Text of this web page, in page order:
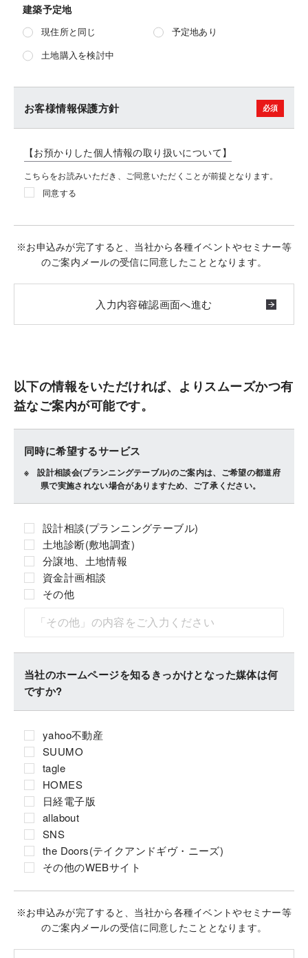
建築予定地
現住所と同じ 予定地あり
土地購入を検討中
お客様情報保護方針
【お預かりした個人情報の取り扱いについて】
こちらをお読みいただき、ご同意いただくことが前提となります。
同意する
※お申込みが完了すると、当社から各種イベントやセミナー等
のご案内メールの受信に同意したこととなります。
以下の情報をいただければ、よりスムーズかつ有
益なご案内が可能です。
同時に希望するサービス
設計相談会(プランニングテーブル)のご案内は、ご希望の都道府
県で実施されない場合がありますため、ご了承ください。
設計相談(プランニングテーブル)
土地診断(敷地調査)
分譲地、土地情報
資金計画相談
その他
当社のホームページを知るきっかけとなった媒体は何
ですか?
yahoo不動産
SUUMO
tagle
HOMES
日経電子版
allabout
SNS
the Doors(テイクアンドギヴ・ニーズ)
その他のWEBサイト
※お申込みが完了すると、当社から各種イベントやセミナー等
のご案内メールの受信に同意したこととなります。